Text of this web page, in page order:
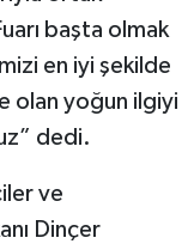
başta olmak
en iyi şekilde
olan yoğun ilgiyi
dedi.
ve
Dinçer